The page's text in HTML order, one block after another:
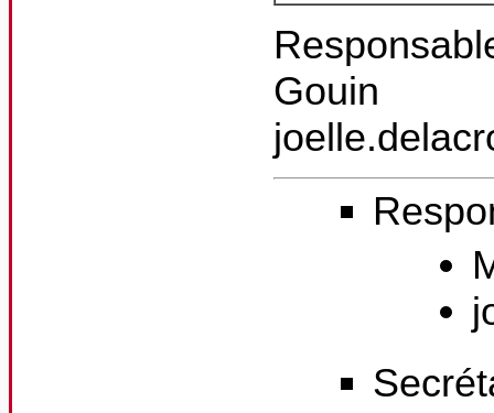
Gouin